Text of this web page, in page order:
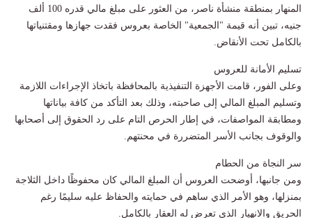
المنهار بمنطقة منشأة ناصر، من العثور على مبلغ مالي قدره 100 ألف
جنيه، تبين أنه قيمة "الجمعية" الخاصة بعروس فقدت جهازها ومقتنياتها
بالكامل تحت الأنقاض.
تسليم الأمانة للعروس
وعلى الفور، قامت الأجهزة التنفيذية بالمحافظة باتخاذ الإجراءات اللازمة
وتسليم المبلغ المالي إلى صاحبته، وذلك بعد التأكد من كافة بياناتها
ومطابقة المواصفات، في إطار الحرص التام على رد الحقوق إلى أصحابها
والوقوف بجانب الأسر المتضررة في محنتهم.
سر النجاة من الحطام
ومن جانبها، أوضحت العروس أن المبلغ المالي كان محفوظًا داخل الثلاجة
بمنزلها، وهو الأمر الذي ساهم في حمايته والحفاظ عليه سليمًا رغم
الحريق والانهيار الذي تعرض له العقار بالكامل.